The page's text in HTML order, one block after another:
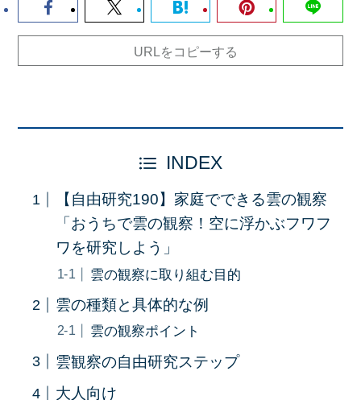
URLをコピーする
INDEX
【自由研究190】家庭でできる雲の観察
「おうちで雲の観察！空に浮かぶフワフ
ワを研究しよう」
雲の観察に取り組む目的
雲の種類と具体的な例
雲の観察ポイント
雲観察の自由研究ステップ
大人向け